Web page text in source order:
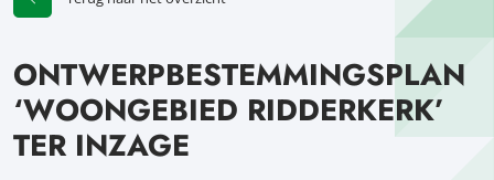
ONTWERPBESTEMMINGSPLAN
‘WOONGEBIED RIDDERKERK’
TER INZAGE